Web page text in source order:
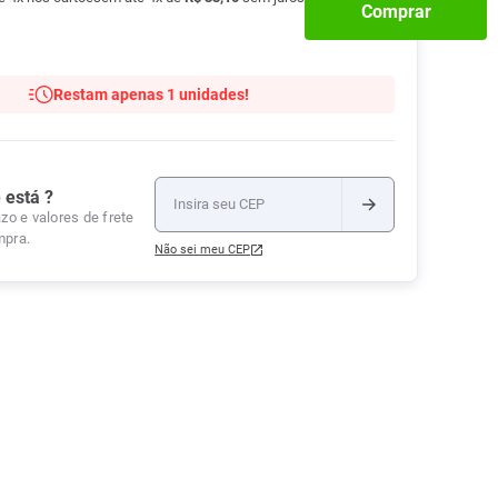
Protetor de Colchão
Roupas Íntimas
Comprar
Restam apenas 1 unidades!
está ?
e valores de frete
Não sei meu CEP